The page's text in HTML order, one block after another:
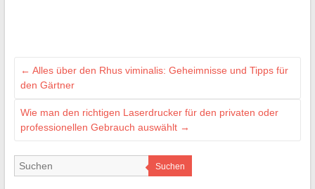
← Alles über den Rhus viminalis: Geheimnisse und Tipps für
den Gärtner
Wie man den richtigen Laserdrucker für den privaten oder
professionellen Gebrauch auswählt →
Suchen